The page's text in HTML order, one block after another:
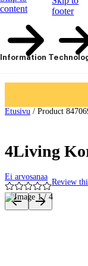
content
footer
Information
Etusivu / Product
4Living
Ei arvosanaa
Review
Product images